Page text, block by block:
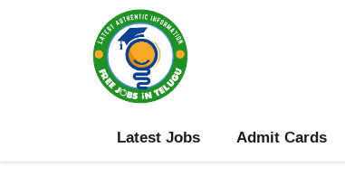
Latest Jobs Admit Cards